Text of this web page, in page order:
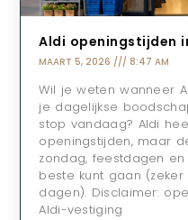
Aldi openingstijden
MAART 5, 2026 8:47 AM
Wil je weten wanneer
je dagelijkse
stop vandaag? Aldi
openingstijden, maar
zondag, feestdagen
beste kunt gaan
dagen). Disclaimer:
Aldi-vestiging